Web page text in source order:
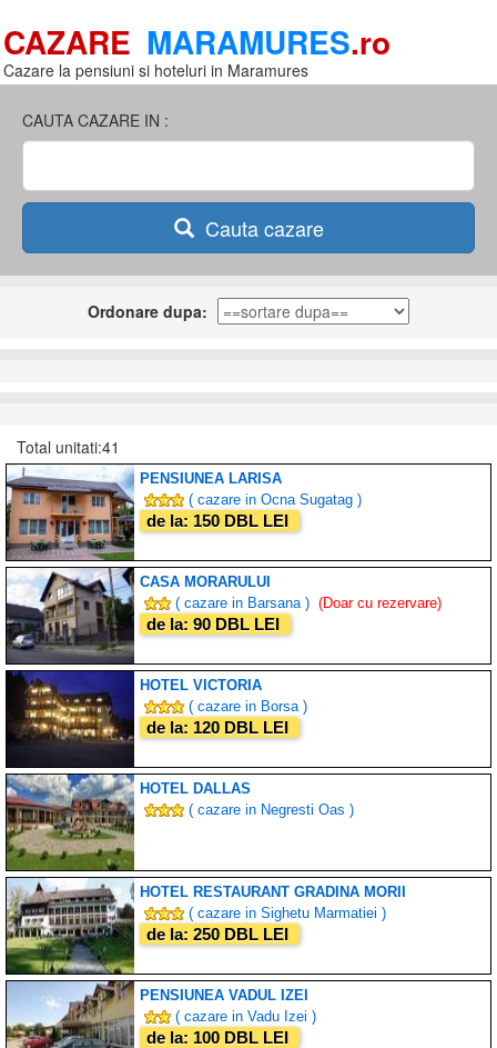
CAZARE MARAMURES.ro
Cazare la pensiuni si hoteluri in Maramures
CAUTA CAZARE IN :
Cauta cazare
Ordonare dupa:
Total unitati:41
PENSIUNEA LARISA
( cazare in Ocna Sugatag )
de la: 150 DBL LEI
CASA MORARULUI
( cazare in Barsana ) (Doar cu rezervare)
de la: 90 DBL LEI
HOTEL VICTORIA
( cazare in Borsa )
de la: 120 DBL LEI
HOTEL DALLAS
( cazare in Negresti Oas )
HOTEL RESTAURANT GRADINA MORII
( cazare in Sighetu Marmatiei )
de la: 250 DBL LEI
PENSIUNEA VADUL IZEI
( cazare in Vadu Izei )
de la: 100 DBL LEI